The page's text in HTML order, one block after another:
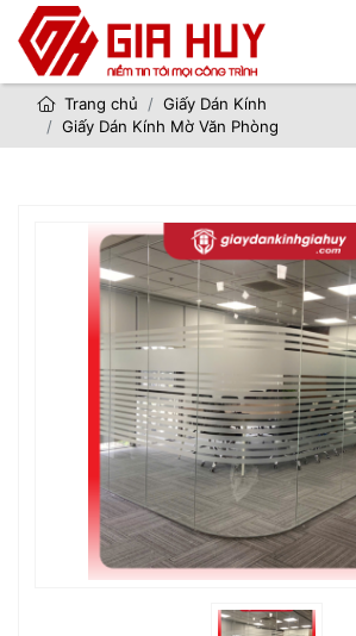
Trang chủ
Giấy Dán Kính
Giấy Dán Kính Mờ Văn Phòng